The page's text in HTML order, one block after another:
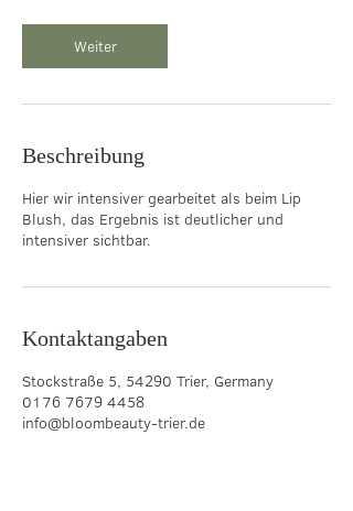
0
i
Weiter
Beschreibung
Hier wir intensiver gearbeitet als beim Lip
Blush, das Ergebnis ist deutlicher und
intensiver sichtbar.
Kontaktangaben
Stockstraße 5, 54290 Trier, Germany
0176 7679 4458
info@bloombeauty-trier.de